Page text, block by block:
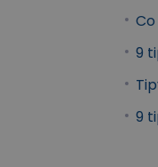
9
9